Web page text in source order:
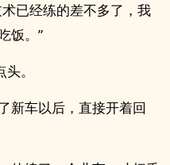
已经练的差不多了，我
饭。”
。
新车以后，直接开着回